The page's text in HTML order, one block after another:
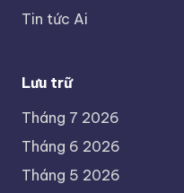
Tin tức Ai
Lưu trữ
Tháng 7 2026
Tháng 6 2026
Tháng 5 2026